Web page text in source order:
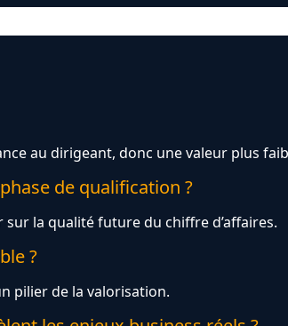
au dirigeant, donc une valeur plus
de qualification ?
la qualité future du chiffre d’affaires.
?
pilier de la valorisation.